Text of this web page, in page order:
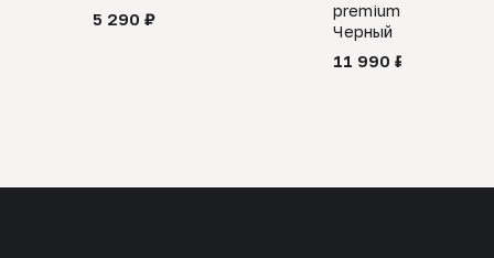
5 290 ₽
premium merino
Черный
11 990 ₽